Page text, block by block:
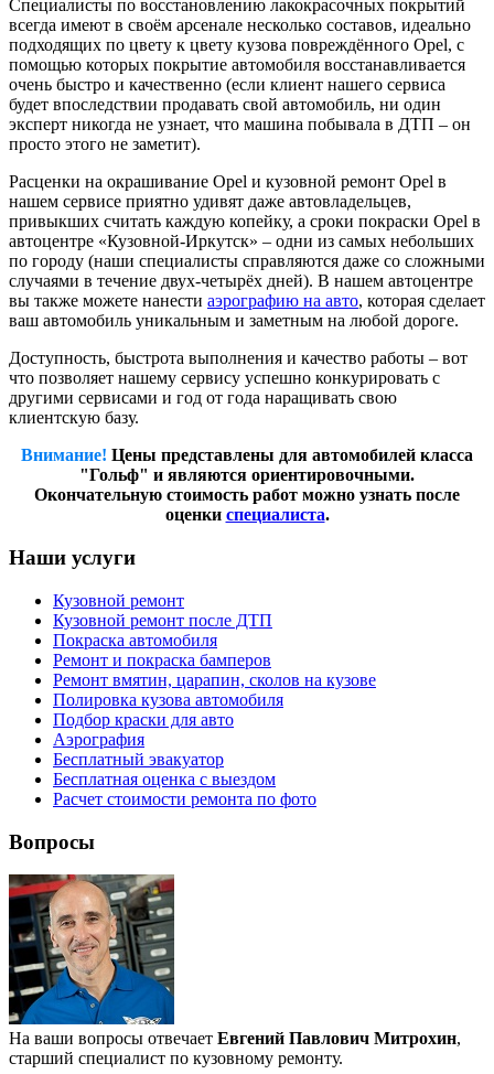
Специалисты по восстановлению лакокрасочных покрытий
всегда имеют в своём арсенале несколько составов, идеально
подходящих по цвету к цвету кузова повреждённого Opel, с
помощью которых покрытие автомобиля восстанавливается
очень быстро и качественно (если клиент нашего сервиса
будет впоследствии продавать свой автомобиль, ни один
эксперт никогда не узнает, что машина побывала в ДТП – он
просто этого не заметит).
Расценки на окрашивание Opel и кузовной ремонт Opel в
нашем сервисе приятно удивят даже автовладельцев,
привыкших считать каждую копейку, а сроки покраски Opel в
автоцентре «Кузовной-Иркутск» – одни из самых небольших
по городу (наши специалисты справляются даже со сложными
случаями в течение двух-четырёх дней). В нашем автоцентре
вы также можете нанести аэрографию на авто, которая сделает
ваш автомобиль уникальным и заметным на любой дороге.
Доступность, быстрота выполнения и качество работы – вот
что позволяет нашему сервису успешно конкурировать с
другими сервисами и год от года наращивать свою
клиентскую базу.
Внимание! Цены представлены для автомобилей класса
"Гольф" и являются ориентировочными.
Окончательную стоимость работ можно узнать после
оценки специалиста.
Наши услуги
Кузовной ремонт
Кузовной ремонт после ДТП
Покраска автомобиля
Ремонт и покраска бамперов
Ремонт вмятин, царапин, сколов на кузове
Полировка кузова автомобиля
Подбор краски для авто
Аэрография
Бесплатный эвакуатор
Бесплатная оценка с выездом
Расчет стоимости ремонта по фото
Вопросы
На ваши вопросы отвечает Евгений Павлович Митрохин,
старший специалист по кузовному ремонту.